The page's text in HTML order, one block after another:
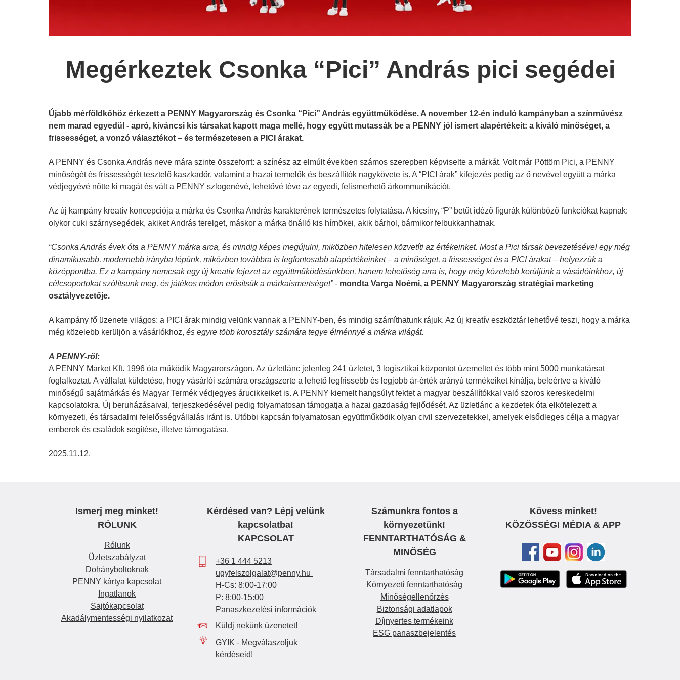
Megérkeztek Csonka “Pici” András pici segédei
Újabb mérföldkőhöz érkezett a PENNY Magyarország és Csonka “Pici” András együttműködése. A november 12-én induló kampányban a színművész
nem marad egyedül - apró, kíváncsi kis társakat kapott maga mellé, hogy együtt mutassák be a PENNY jól ismert alapértékeit: a kiváló minőséget, a
frissességet, a vonzó választékot – és természetesen a PICI árakat.
A PENNY és Csonka András neve mára szinte összeforrt: a színész az elmúlt években számos szerepben képviselte a márkát. Volt már Pöttöm Pici, a PENNY
minőségét és frissességét tesztelő kaszkadőr, valamint a hazai termelők és beszállítók nagykövete is. A “PICI árak” kifejezés pedig az ő nevével együtt a márka
védjegyévé nőtte ki magát és vált a PENNY szlogenévé, lehetővé téve az egyedi, felismerhető árkommunikációt.
Az új kampány kreatív koncepciója a márka és Csonka András karakterének természetes folytatása. A kicsiny, “P” betűt idéző figurák különböző funkciókat kapnak:
olykor cuki szárnysegédek, akiket András terelget, máskor a márka önálló kis hírnökei, akik bárhol, bármikor felbukkanhatnak.
“Csonka András évek óta a PENNY márka arca, és mindig képes megújulni, miközben hitelesen közvetíti az értékeinket. Most a Pici társak bevezetésével egy még
dinamikusabb, modernebb irányba lépünk, miközben továbbra is legfontosabb alapértékeinket – a minőséget, a frissességet és a PICI árakat – helyezzük a
középpontba. Ez a kampány nemcsak egy új kreatív fejezet az együttműködésünkben, hanem lehetőség arra is, hogy még közelebb kerüljünk a vásárlóinkhoz, új
célcsoportokat szólítsunk meg, és játékos módon erősítsük a márkaismertséget”- mondta Varga Noémi, a PENNY Magyarország stratégiai marketing
osztályvezetője.
A kampány fő üzenete világos: a PICI árak mindig velünk vannak a PENNY-ben, és mindig számíthatunk rájuk. Az új kreatív eszköztár lehetővé teszi, hogy a márka
még közelebb kerüljön a vásárlókhoz, és egyre több korosztály számára tegye élménnyé a márka világát.
A PENNY-ről:
A PENNY Market Kft. 1996 óta működik Magyarországon. Az üzletlánc jelenleg 241 üzletet, 3 logisztikai központot üzemeltet és több mint 5000 munkatársat
foglalkoztat. A vállalat küldetése, hogy vásárlói számára országszerte a lehető legfrissebb és legjobb ár-érték arányú termékeiket kínálja, beleértve a kiváló
minőségű sajátmárkás és Magyar Termék védjegyes árucikkeiket is. A PENNY kiemelt hangsúlyt fektet a magyar beszállítókkal való szoros kereskedelmi
kapcsolatokra. Új beruházásaival, terjeszkedésével pedig folyamatosan támogatja a hazai gazdaság fejlődését. Az üzletlánc a kezdetek óta elkötelezett a
környezeti, és társadalmi felelősségvállalás iránt is. Utóbbi kapcsán folyamatosan együttműködik olyan civil szervezetekkel, amelyek elsődleges célja a magyar
emberek és családok segítése, illetve támogatása.
2025.11.12.
Ismerj meg minket!
RÓLUNK
Rólunk
Üzletszabályzat
Dohányboltoknak
PENNY kártya kapcsolat
Ingatlanok
Sajtókapcsolat
Akadálymentességi nyilatkozat
Kérdésed van? Lépj velünk
kapcsolatba!
KAPCSOLAT
+36 1 444 5213
ugyfelszolgalat@penny.hu
H-Cs: 8:00-17:00
P: 8:00-15:00
Panaszkezelési információk
Küldj nekünk üzenetet!
GYIK - Megválaszoljuk
kérdéseid!
Számunkra fontos a
környezetünk!
FENNTARTHATÓSÁG &
MINŐSÉG
Társadalmi fenntarthatóság
Környezeti fenntarthatóság
Minőségellenőrzés
Biztonsági adatlapok
Díjnyertes termékeink
ESG panaszbejelentés
Kövess minket!
KÖZÖSSÉGI MÉDIA & APP